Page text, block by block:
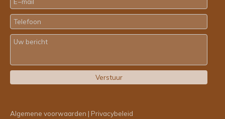
Algemene voorwaarden | Privacybeleid